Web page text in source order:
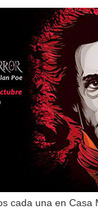
cada una en Casa